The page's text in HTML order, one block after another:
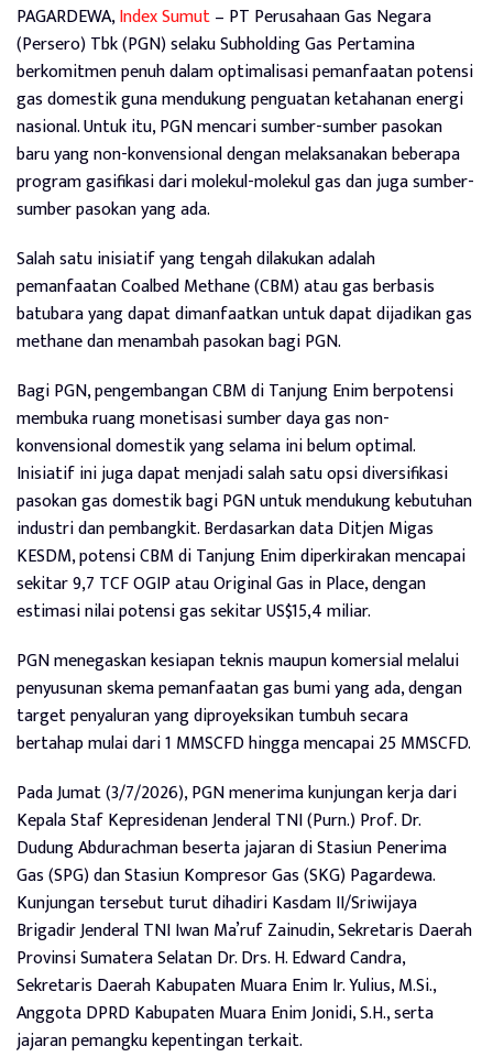
PAGARDEWA,Index Sumut– PT Perusahaan Gas Negara
(Persero) Tbk (PGN) selaku Subholding Gas Pertamina
berkomitmen penuh dalam optimalisasi pemanfaatan potensi
gas domestik guna mendukung penguatan ketahanan energi
nasional. Untuk itu, PGN mencari sumber-sumber pasokan
baru yang non-konvensional dengan melaksanakan beberapa
program gasifikasi dari molekul-molekul gas dan juga sumber-
sumber pasokan yang ada.
Salah satu inisiatif yang tengah dilakukan adalah
pemanfaatan Coalbed Methane (CBM) atau gas berbasis
batubara yang dapat dimanfaatkan untuk dapat dijadikan gas
methane dan menambah pasokan bagi PGN.
Bagi PGN, pengembangan CBM di Tanjung Enim berpotensi
membuka ruang monetisasi sumber daya gas non-
konvensional domestik yang selama ini belum optimal.
Inisiatif ini juga dapat menjadi salah satu opsi diversifikasi
pasokan gas domestik bagi PGN untuk mendukung kebutuhan
industri dan pembangkit. Berdasarkan data Ditjen Migas
KESDM, potensi CBM di Tanjung Enim diperkirakan mencapai
sekitar 9,7 TCF OGIP atau Original Gas in Place, dengan
estimasi nilai potensi gas sekitar US$15,4 miliar.
PGN menegaskan kesiapan teknis maupun komersial melalui
penyusunan skema pemanfaatan gas bumi yang ada, dengan
target penyaluran yang diproyeksikan tumbuh secara
bertahap mulai dari 1 MMSCFD hingga mencapai 25 MMSCFD.
Pada Jumat (3/7/2026), PGN menerima kunjungan kerja dari
Kepala Staf Kepresidenan Jenderal TNI (Purn.) Prof. Dr.
Dudung Abdurachman beserta jajaran di Stasiun Penerima
Gas (SPG) dan Stasiun Kompresor Gas (SKG) Pagardewa.
Kunjungan tersebut turut dihadiri Kasdam II/Sriwijaya
Brigadir Jenderal TNI Iwan Ma’ruf Zainudin, Sekretaris Daerah
Provinsi Sumatera Selatan Dr. Drs. H. Edward Candra,
Sekretaris Daerah Kabupaten Muara Enim Ir. Yulius, M.Si.,
Anggota DPRD Kabupaten Muara Enim Jonidi, S.H., serta
jajaran pemangku kepentingan terkait.